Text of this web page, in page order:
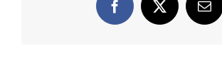
Facebook
X
E-
Mail